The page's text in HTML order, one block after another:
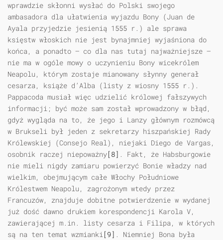
wprawdzie skłonni wysłać do Polski swojego
ambasadora dla ułatwienia wyjazdu Bony (Juan de
Ayala przyjedzie jesienią 1555 r.) ale sprawa
księstw włoskich nie jest bynajmniej wyjaśniona do
końca, a ponadto — co dla nas tutaj najważniejsze —
nie ma w ogóle mowy o uczynieniu Bony wicekrólem
Neapolu, którym zostaje mianowany słynny generał
cesarza, książe d’Alba (listy z wiosny 1555 r.).
Pappacoda musiał więc udzielić królowej fałszywych
informacji; być może sam został wprowadzony w błąd,
gdyż wygląda na to, że jego i Lanzy głównym rozmówcą
w Brukseli był jeden z sekretarzy hiszpańskiej Rady
Królewskiej (Consejo Real), niejaki Diego de Vargas,
osobnik raczej niepoważny[8] . Fakt, że Habsburgowie
nie mieli nigdy zamiaru powierzyć Bonie władzy nad
wielkim, obejmującym całe Włochy Południowe
Królestwem Neapolu, zagrożonym wtedy przez
Francuzów, znajduje dobitne potwierdzenie w wydanej
już dość dawno drukiem korespondencji Karola V,
zawierającej m.in. listy cesarza i Filipa, w których
są na ten temat wzmianki[9] . Niemniej Bona była